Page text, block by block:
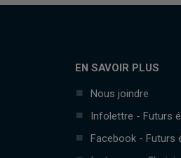
EN SAVOIR PLUS
Nous joindre
Infolettre - Futurs
Facebook - Futurs